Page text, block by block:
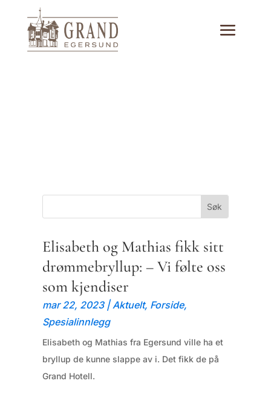
Elisabeth og Mathias fikk sitt
drømmebryllup: – Vi følte oss
som kjendiser
mar 22, 2023|Aktuelt, Forside,
Spesialinnlegg
Elisabeth og Mathias fra Egersund ville ha et
bryllup de kunne slappe av i. Det fikk de på
Grand Hotell.